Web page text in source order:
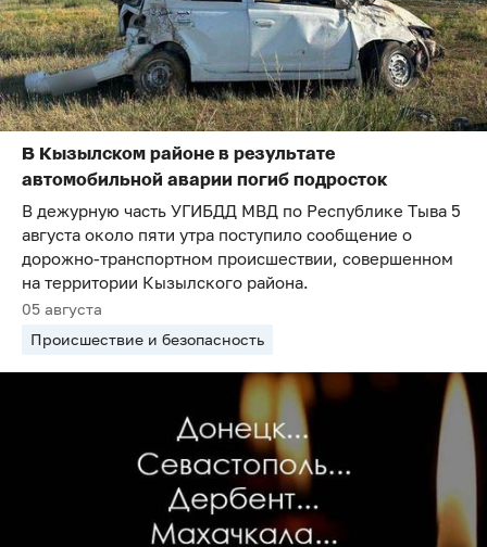
В Кызылском районе в результате
автомобильной аварии погиб подросток
В дежурную часть УГИБДД МВД по Республике Тыва 5
августа около пяти утра поступило сообщение о
дорожно-транспортном происшествии, совершенном
на территории Кызылского района.
05 августа
Происшествие и безопасность